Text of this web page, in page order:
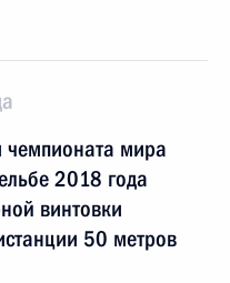
чемпионата мира
2018 года
винтовки
50 метров